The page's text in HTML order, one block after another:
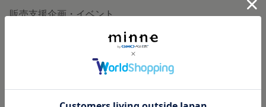
販売支援企画・イベント
minneとものづくりと